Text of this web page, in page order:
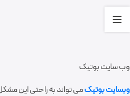
وب سایت بوتیک
وبسایت بوتیکمی تواند به راحتی این